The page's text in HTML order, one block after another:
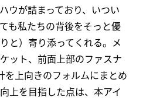
ウが詰まっており、いつい
も私たちの背後をそっと優
と）寄り添ってくれる。メ
ット、前面上部のファスナ
を上向きのフォルムにまとめ
上を目指した点は、本アイ